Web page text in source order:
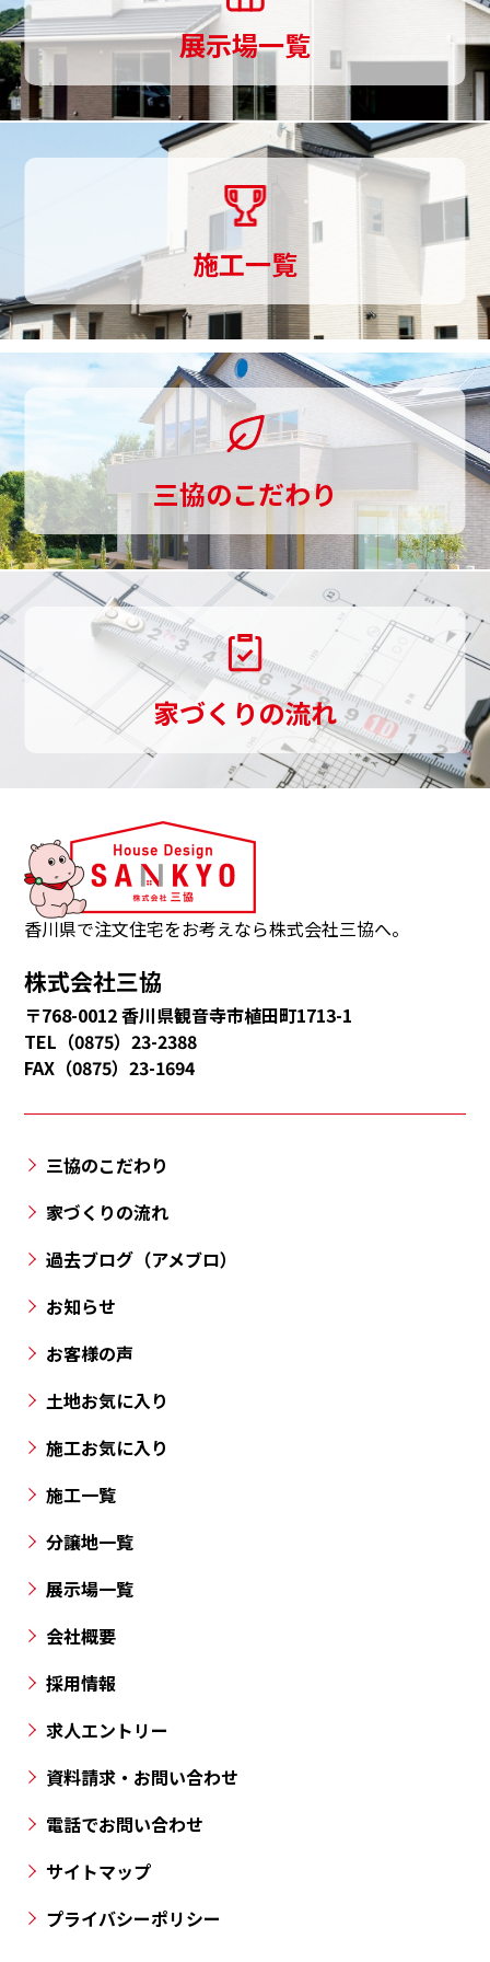
れる場合を除き、その利用について、ご利用者
様の同意を頂くものとします。[個人情報の第三
者提供]
当社は、ご利用者様の同意なしに第三者へご利
用者様の個人情報の提供は行いません。但し個
人情報に適用される法律その他の規範により、
当社が従うべき法令上の義務等の特別な事情が
ある場合は、この限りではありません。[個人情
報の開示・修正等の手続]
ご利用者様からご提供頂いた個人情報に関し
て、照会、訂正、削除を要望される場合は、お
問い合わせ先窓口までご請求ください。当該ご
請求が当社の業務に著しい支障をきたす場合等
を除き、ご利用者様ご本人によるものであるこ
とが確認できた場合に限り、合理的な期間内
に、ご利用者様の個人情報を開示、訂正、削除
致します。[個人情報の保護に関する法令・規範
の遵守について]
当社は、当社が保有する個人情報に関して適用
される個人情報保護関連法令及び規範を遵守し
ます。また本方針は、日本国の法律、その他規
範により判断致します。本方針は、当社の個人
情報の取り扱いに関しての基本的な方針を定め
るものであり、当社は本方針に則って、個人情
報保護法等の法令・規範に基づく個人情報の保
護に努めます。[個人情報の安全管理措置につい
当社は、個人情報への不正アクセス、個人情報
の紛失、破壊、改ざん、漏えい等から保護し、
正確性及び安全性を確保するために管理体制を
情報を取り扱う事務所内への部外者の立ち入り
を制限し、当社の個人情報保護に関わる役員・
職員等全員に対し教育啓発活動を実施するほ
か、管理責任者を置き個人情報の適切な管理に
本国の従うべき法令の変更、取り扱い方法、環
を実施致します。
ら
家
づ
く
で
一
貫
し
て
お
手
し
協
は、
観
音
市・
多
度
津
町・
豊
市・
亀
市・
松
市
香
の
所
に
譲
地
ご
用
し
て
展示場一覧
施工一覧
三協のこだわり
家づくりの流れ
香川県で注文住宅をお考えなら株式会社三協へ。
株式会社三協
〒768-0012 香川県観音寺市植田町1713-1
TEL（0875）23-2388
FAX（0875）23-1694
三協のこだわり
家づくりの流れ
過去ブログ（アメブロ）
お知らせ
お客様の声
土地お気に入り
施工お気に入り
施工一覧
分譲地一覧
展示場一覧
会社概要
採用情報
求人エントリー
資料請求・お問い合わせ
電話でお問い合わせ
サイトマップ
プライバシーポリシー